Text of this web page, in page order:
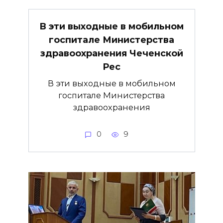
В эти выходные в мобильном
госпитале Министерства
здравоохранения Чеченской
Рес
В эти выходные в мобильном
госпитале Министерства
здравоохранения
0 9